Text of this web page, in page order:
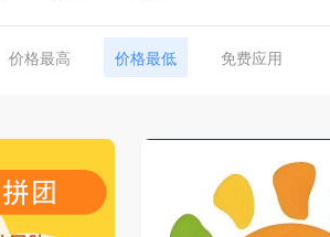
价格最高 价格最低 免费应用